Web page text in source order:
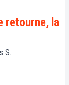
retourne, la
S.